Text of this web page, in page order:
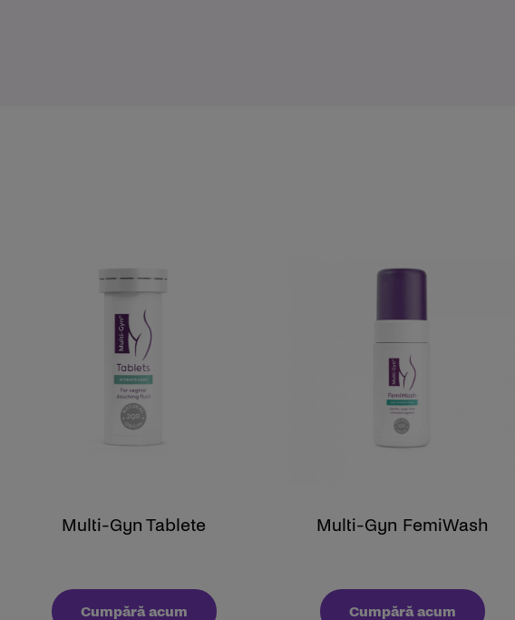
Multi-Gyn Tablete
Cumpără acum
Multi-Gyn FemiWash
Cumpără acum